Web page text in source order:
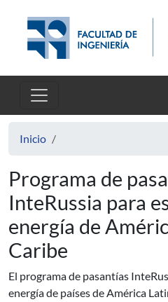
Inicio
Programa de
InteRussia para
energía de
Caribe
El programa de pasantías
energía de países de América